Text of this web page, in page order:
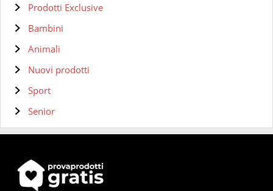
Prodotti Exclusive
Bambini
Animali
Nuovi prodotti
Sport
Senior